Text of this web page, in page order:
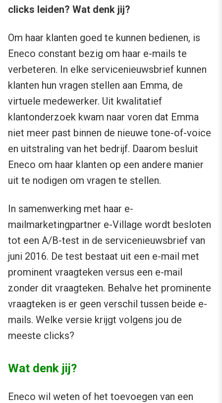
clicks leiden? Wat denk jij?
Om haar klanten goed te kunnen bedienen, is
Eneco constant bezig om haar e-mails te
verbeteren. In elke servicenieuwsbrief kunnen
klanten hun vragen stellen aan Emma, de
virtuele medewerker. Uit kwalitatief
klantonderzoek kwam naar voren dat Emma
niet meer past binnen de nieuwe tone-of-voice
en uitstraling van het bedrijf. Daarom besluit
Eneco om haar klanten op een andere manier
uit te nodigen om vragen te stellen.
In samenwerking met haar e-
mailmarketingpartner e-Village wordt besloten
tot een A/B-test in de servicenieuwsbrief van
juni 2016. De test bestaat uit een e-mail met
prominent vraagteken versus een e-mail
zonder dit vraagteken. Behalve het prominente
vraagteken is er geen verschil tussen beide e-
mails. Welke versie krijgt volgens jou de
meeste clicks?
Wat denk jij?
Eneco wil weten of het toevoegen van een